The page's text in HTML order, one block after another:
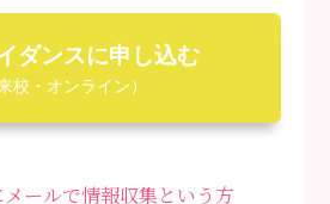
ダンスに申し込む
来校・オンライン）
ールで情報収集という方